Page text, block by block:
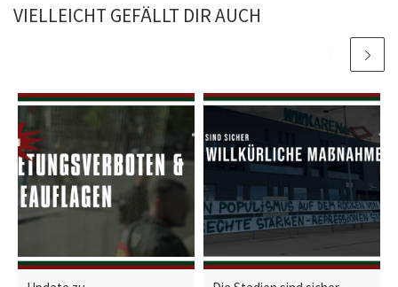
VIELLEICHT GEFÄLLT DIR AUCH